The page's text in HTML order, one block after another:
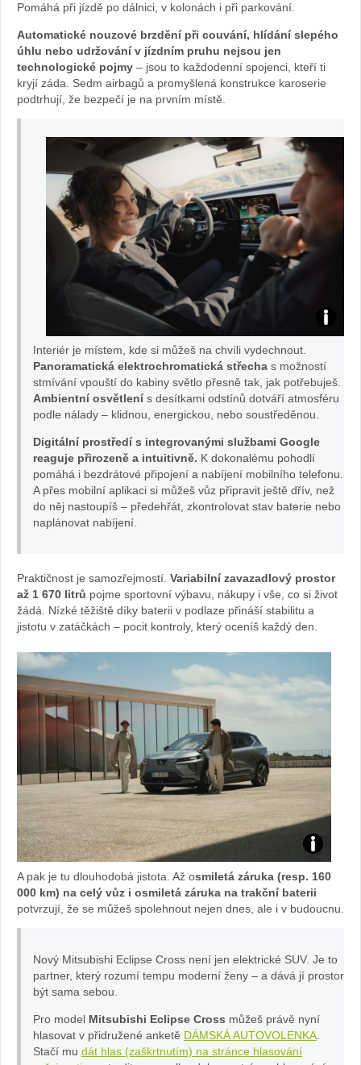
Pomáhá při jízdě po dálnici, v kolonách i při parkování.
Automatické nouzové brzdění při couvání, hlídání slepého
úhlu nebo udržování v jízdním pruhu nejsou jen
technologické pojmy – jsou to každodenní spojenci, kteří ti
kryjí záda. Sedm airbagů a promyšlená konstrukce karoserie
podtrhují, že bezpečí je na prvním místě.
E
C
LI
S
E
R
S
S:
o
is
Interiér je místem, kde si můžeš na chvíli vydechnout.
Panoramatická elektrochromatická střecha s možností
stmívání vpouští do kabiny světlo přesně tak, jak potřebuješ.
Ambientní osvětlenís desítkami odstínů dotváří atmosféru
podle nálady – klidnou, energickou, nebo soustředěnou.
Digitální prostředí s integrovanými službami Google
reaguje přirozeně a intuitivně. K dokonalému pohodlí
pomáhá i bezdrátové připojení a nabíjení mobilního telefonu.
A přes mobilní aplikaci si můžeš vůz připravit ještě dřív, než
do něj nastoupíš – předehřát, zkontrolovat stav baterie nebo
naplánovat nabíjení.
Praktičnost je samozřejmostí. Variabilní zavazadlový prostor
až 1 670 litrů pojme sportovní výbavu, nákupy i vše, co si život
žádá. Nízké těžiště díky baterii v podlaze přináší stabilitu a
jistotu v zatáčkách – pocit kontroly, který oceníš každý den.
ECLIPSE
CROSS:
Mitsubishi
A pak je tu dlouhodobá jistota. Až osmiletá záruka (resp. 160
000 km) na celý vůz i osmiletá záruka na trakční baterii
potvrzují, že se můžeš spolehnout nejen dnes, ale i v budoucnu.
Nový Mitsubishi Eclipse Cross není jen elektrické SUV. Je to
partner, který rozumí tempu moderní ženy – a dává jí prostor
být sama sebou.
Pro model Mitsubishi Eclipse Cross můžeš právě nyní
hlasovat v přidružené anketě DÁMSKÁ AUTOVOLENKA.
Stačí mu dát hlas (zaškrtnutím) na stránce hlasování